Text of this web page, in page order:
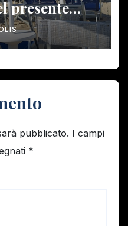
presente
vanno
– PER IL
DEI
pubblicato. I campi
*